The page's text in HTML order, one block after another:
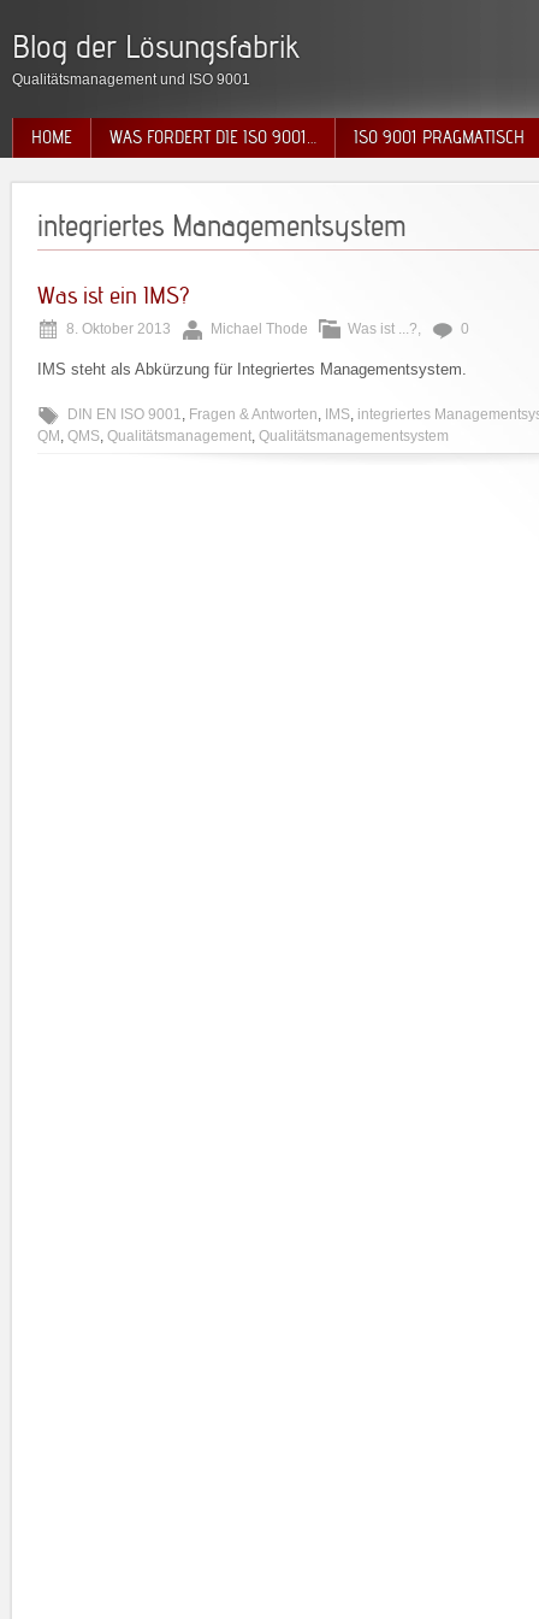
Blog der Lösungsfabrik
Qualitätsmanagement und ISO 9001
HOME WAS FORDERT DIE ISO 9001… ISO 9001 PRAGMATISCH
integriertes Managementsystem
Was ist ein IMS?
8. Oktober 2013 Michael Thode Was ist ...?, 0
IMS steht als Abkürzung für Integriertes Managementsystem.
DIN EN ISO 9001, Fragen & Antworten, IMS, integriertes
QM , QMS, Qualitätsmanagement, Qualitätsmanagementsystem